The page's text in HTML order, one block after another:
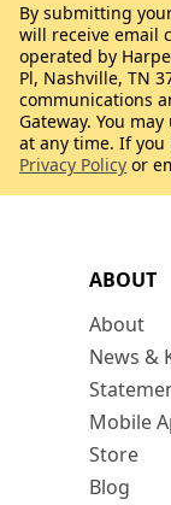
ABOUT
About
News &
Mobile
Store
Blog
By submitting
will receive email
operated by
Pl, Nashville, TN
communications
Gateway. You
at any time. If you
Privacy Policy or